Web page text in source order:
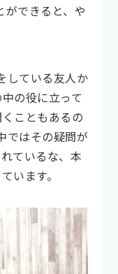
ができると、や
している友人か
の役に立って
こともあるの
ではその疑問が
ているな、本
います。